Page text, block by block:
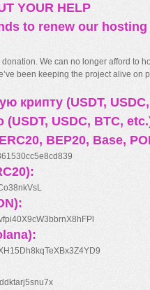
YOUR HELP
to renew our hosting
We can no longer afford to
been keeping the project alive on
крипту (USDT,
USDC, BTC,
BEP20, Base,